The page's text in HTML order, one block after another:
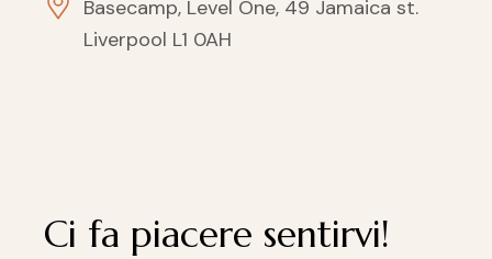
Basecamp, Level One, 49 Jamaica st.
Liverpool L1 0AH
Ci fa piacere sentirvi!